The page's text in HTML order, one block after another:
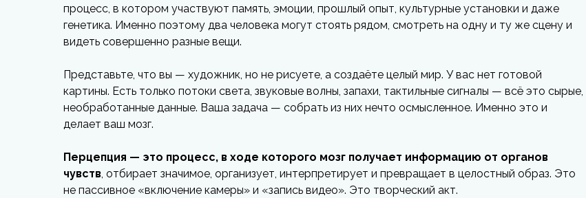
процесс, в котором участвуют память, эмоции, прошлый опыт, культурные установки и даже
генетика. Именно поэтому два человека могут стоять рядом, смотреть на одну и ту же сцену и
видеть совершенно разные вещи.
Представьте, что вы — художник, но не рисуете, а создаёте целый мир. У вас нет готовой
картины. Есть только потоки света, звуковые волны, запахи, тактильные сигналы — всё это сырые,
необработанные данные. Ваша задача — собрать из них нечто осмысленное. Именно это и
делает ваш мозг.
Перцепция — это процесс, в ходе которого мозг получает информацию от органов
чувств, отбирает значимое, организует, интерпретирует и превращает в целостный образ. Это
не пассивное «включение камеры» и «запись видео». Это творческий акт.